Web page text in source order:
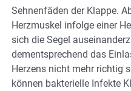
Sehnenfäden der Klappe.
Herzmuskel infolge einer
sich die Segel
dementsprechend das
Herzens nicht mehr richtig
können bakterielle Infekte